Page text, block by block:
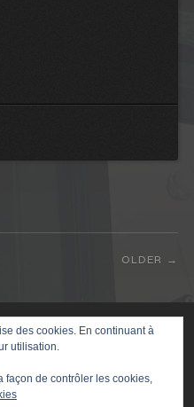
OLDER
des cookies. En continuant à
utilisation.
façon de contrôler les cookies,